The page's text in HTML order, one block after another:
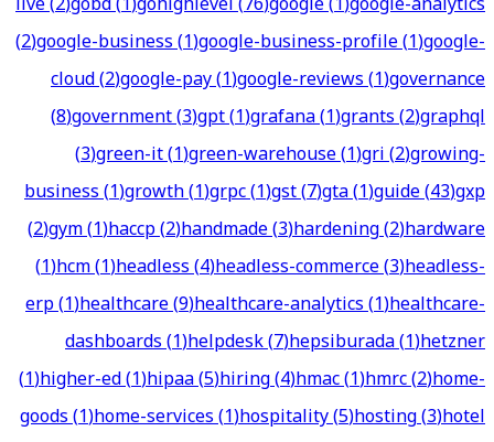
(2)google-business(1)google-business-profile(1)google-
cloud(2)google-pay(1)google-reviews(1)governance
(8)government(3)gpt(1)grafana(1)grants(2)graphql
(3)green-it(1)green-warehouse(1)gri(2)growing-
business(1)growth(1)grpc(1)gst(7)gta(1)guide(43)gxp
(2)gym(1)haccp(2)handmade(3)hardening(2)hardware
(1)hcm(1)headless(4)headless-commerce(3)headless-
erp(1)healthcare(9)healthcare-analytics(1)healthcare-
dashboards(1)helpdesk(7)hepsiburada(1)hetzner
(1)higher-ed(1)hipaa(5)hiring(4)hmac(1)hmrc(2)home-
goods(1)home-services(1)hospitality(5)hosting(3)hotel